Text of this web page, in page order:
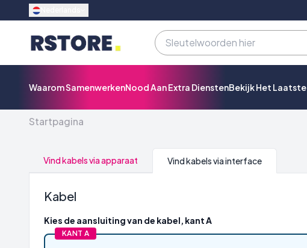
Waarom SamenwerkenNood Aan Extra DienstenBekijk Het
Startpagina
Vind kabels via apparaat Vind kabels via interface
Kabel
Kies de aansluiting van de kabel, kant A
KANT A